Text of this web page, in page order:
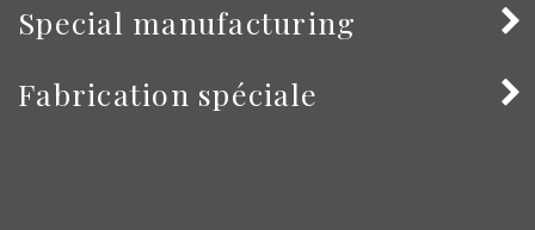
Special manufacturing
Fabrication spéciale